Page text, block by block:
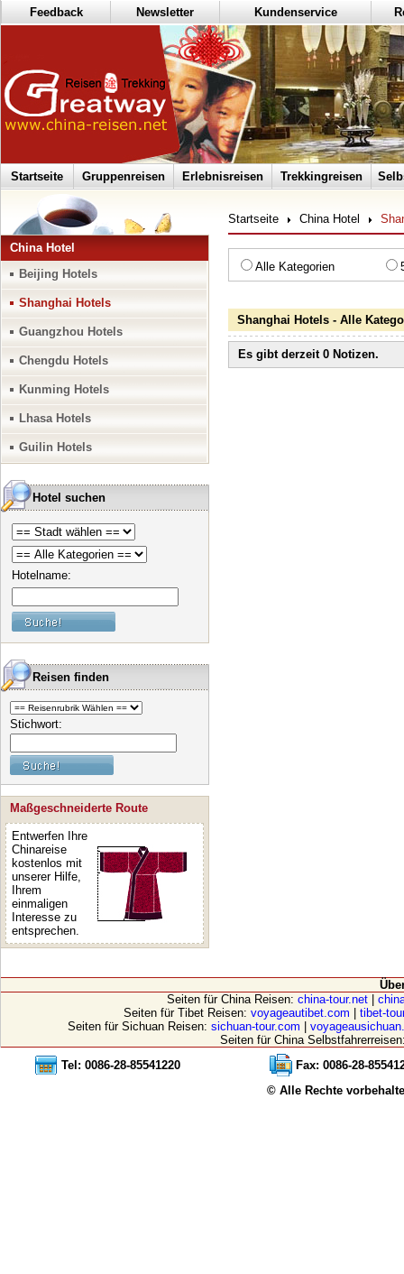
Feedback Newsletter Kundenservice
Startseite Gruppenreisen Erlebnisreisen Trekkingreisen
China Hotel
Beijing Hotels
Shanghai Hotels
Guangzhou Hotels
Chengdu Hotels
Kunming Hotels
Lhasa Hotels
Guilin Hotels
Hotel suchen
Hotelname:
Reisen finden
Stichwort:
Maßgeschneiderte Route
Entwerfen Ihre
Chinareise
kostenlos mit
unserer Hilfe,
Ihrem
einmaligen
Interesse zu
entsprechen.
Startseite China Hotel
Alle Kategorien
Shanghai Hotels - Alle
Es gibt derzeit 0 Notizen.
Seiten für China Reisen: china-tour.net|
Seiten für Tibet Reisen: voyageautibet.com
tibet-
Seiten für Sichuan Reisen: sichuan-tour.com
Seiten für China
Tel: 0086-28-85541220
Fax: 0086-28-
© Alle Rechte